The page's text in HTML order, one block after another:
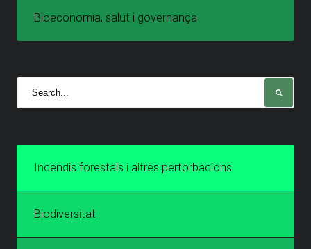
Bioeconomia, salut i governança
Incendis forestals i altres pertorbacions
Biodiversitat